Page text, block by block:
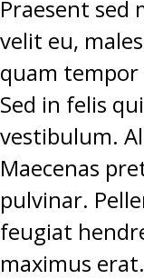
Praesent sed
velit eu,
quam
Sed in felis
vestibulum.
Maecenas
pulvinar.
feugiat
maximus